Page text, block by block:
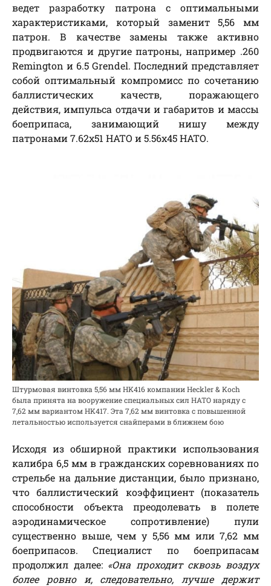
ведет разработку патрона с оптимальными
характеристиками, который заменит 5,56 мм
патрон. В качестве замены также активно
продвигаются и другие патроны, например .260
Remington и 6.5 Grendel. Последний представляет
собой оптимальный компромисс по сочетанию
баллистических качеств, поражающего
действия, импульса отдачи и габаритов и массы
боеприпаса, занимающий нишу между
патронами 7.62х51 НАТО и 5.56х45 НАТО.
Штурмовая винтовка 5,56 мм HK416 компании Heckler & Koch
была принята на вооружение специальных сил НАТО наряду с
7,62 мм вариантом HK417. Эта 7,62 мм винтовка с повышенной
летальностью используется снайперами в ближнем бою
Исходя из обширной практики использования
калибра 6,5 мм в гражданских соревнованиях по
стрельбе на дальние дистанции, было признано,
что баллистический коэффициент (показатель
способности объекта преодолевать в полете
аэродинамическое сопротивление) пули
существенно выше, чем у 5,56 мм или 7,62 мм
боеприпасов. Специалист по боеприпасам
продолжил далее: «Она проходит сквозь воздух
более ровно и, следовательно, лучше держит